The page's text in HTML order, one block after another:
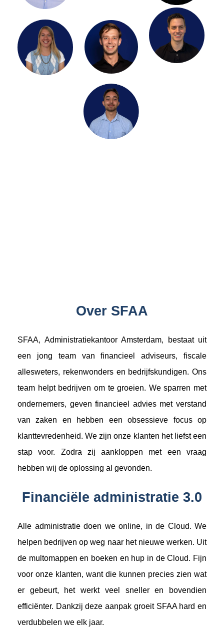
Over SFAA
SFAA, Administratiekantoor Amsterdam, bestaat uit
een jong team van financieel adviseurs, fiscale
allesweters, rekenwonders en bedrijfskundigen. Ons
team helpt bedrijven om te groeien. We sparren met
ondernemers, geven financieel advies met verstand
van zaken en hebben een obsessieve focus op
klanttevredenheid. We zijn onze klanten het liefst een
stap voor. Zodra zij aankloppen met een vraag
hebben wij de oplossing al gevonden.
Financiële administratie 3.0
Alle administratie doen we online, in de Cloud. We
helpen bedrijven op weg naar het nieuwe werken. Uit
de multomappen en boeken en hup in de Cloud. Fijn
voor onze klanten, want die kunnen precies zien wat
er gebeurt, het werkt veel sneller en bovendien
efficiënter. Dankzij deze aanpak groeit SFAA hard en
verdubbelen we elk jaar.